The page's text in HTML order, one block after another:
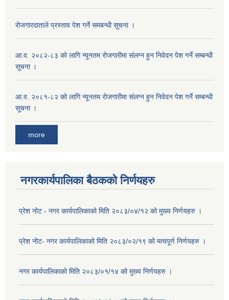
रोजगारदाताले प्रस्ताव पेश गर्ने समबन्धी सूचना ।
आ.व. २०८२-८३ को लागि न्यूनतम रोजगारीमा संलग्न हुन निवेदन पेश गर्ने सम्बन्धी
सूचना ।
आ.व. २०८१-८२ को लागि न्यूनतम रोजगारीमा संलग्न हुन निवेदन पेश गर्ने सम्बन्धी
सूचना ।
more
नगरकार्यपालिका बैठकको निर्णयहरु
प्रेश नोट - नगर कार्यपालिकाको मिति २०८३/०४/१२ को मुख्य निर्णयहरु ।
प्रेश नोट- नगर कार्यपालिकाको मिति २०८३/०२/१९ को मत्वपूर्ण निर्णयहरु ।
नगर कार्यपालिकाको मिति २०८३/०१/१४ को मुख्य निर्णयहरु ।